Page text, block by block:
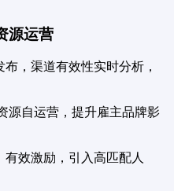
源运营
，渠道有效性实时分析，
源自运营，提升雇主品牌影
有效激励，引入高匹配人